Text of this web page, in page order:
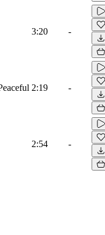
3:20 -
2:19 -
2:54 -